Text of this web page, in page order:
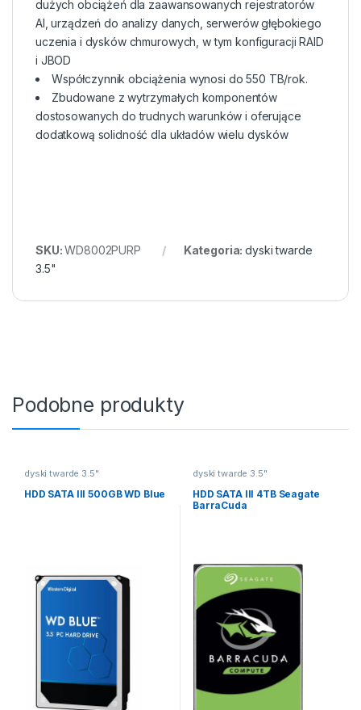
dużych obciążeń dla zaawansowanych rejestratorów
AI, urządzeń do analizy danych, serwerów głębokiego
uczenia i dysków chmurowych, w tym konfiguracji RAID
i JBOD
Współczynnik obciążenia wynosi do 550 TB/rok.
Zbudowane z wytrzymałych komponentów
dostosowanych do trudnych warunków i oferujące
dodatkową solidność dla układów wielu dysków
SKU:WD8002PURP Kategoria:dyski twarde
3.5"
Podobne produkty
dyski twarde 3.5"
HDD SATA III 500GB WD Blue
dyski twarde 3.5"
HDD SATA III 4TB Seagate
BarraCuda